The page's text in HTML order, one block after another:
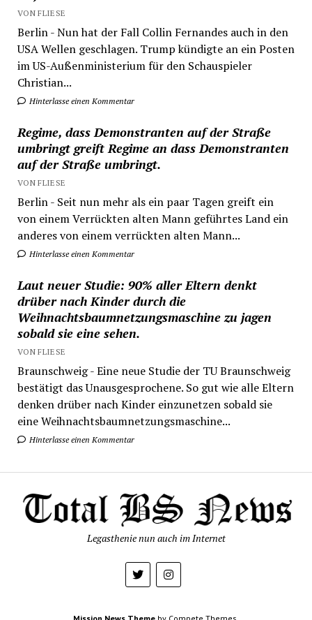
VON FLIESE
Berlin - Nun hat der Fall Collin Fernandes auch in den
USA Wellen geschlagen. Trump kündigte an ein Posten
im US-Außenministerium für den Schauspieler
Christian...
Hinterlasse einen Kommentar
Regime, dass Demonstranten auf der Straße
umbringt greift Regime an dass Demonstranten
auf der Straße umbringt.
VON FLIESE
Berlin - Seit nun mehr als ein paar Tagen greift ein
von einem Verrückten alten Mann geführtes Land ein
anderes von einem verrückten alten Mann...
Hinterlasse einen Kommentar
Laut neuer Studie: 90% aller Eltern denkt
drüber nach Kinder durch die
Weihnachtsbaumnetzungsmaschine zu jagen
sobald sie eine sehen.
VON FLIESE
Braunschweig - Eine neue Studie der TU Braunschweig
bestätigt das Unausgesprochene. So gut wie alle Eltern
denken drüber nach Kinder einzunetzen sobald sie
eine Weihnachtsbaumnetzungsmaschine...
Hinterlasse einen Kommentar
Legasthenie nun auch im Internet